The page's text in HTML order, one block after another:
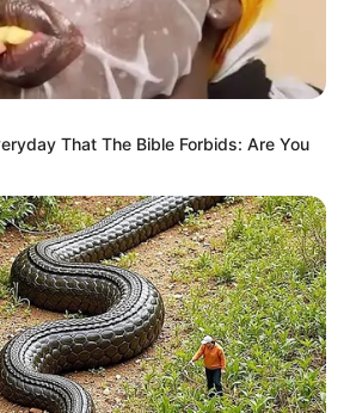
That The Bible Forbids: Are You